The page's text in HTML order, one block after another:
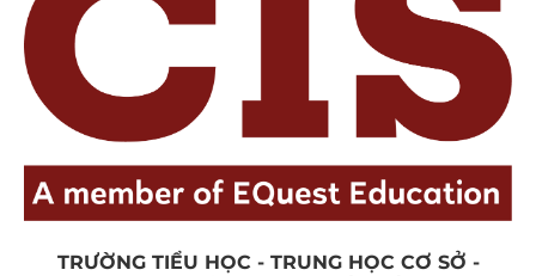
TRƯỜNG TIỂU HỌC - TRUNG HỌC CƠ SỞ -